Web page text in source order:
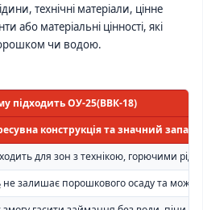
технічні матеріали, цінне
або матеріальні цінності, які
чи водою.
підходить ОУ-25(ВВК-18)
конструкція та значний
для зон з технікою, горючими
не залишає порошкового осаду та може